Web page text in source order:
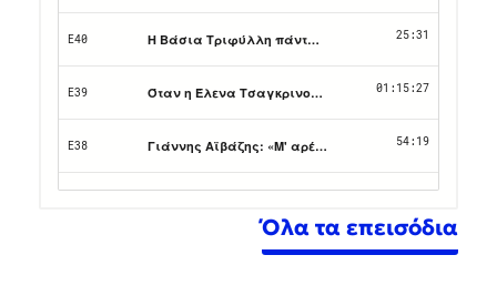
Όλα τα επεισόδια